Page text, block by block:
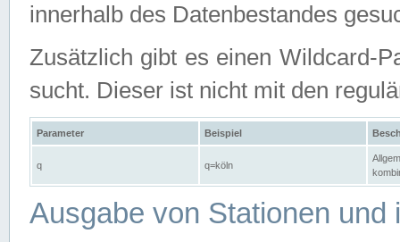
innerhalb des Datenbestandes
Zusätzlich gibt es einen Wildcard-
sucht. Dieser ist nicht mit den
Parameter Beispiel
q q=köln
Ausgabe von Stationen und